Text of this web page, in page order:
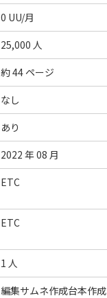
0 UU/月
25,000 人
約 44 ページ
なし
あり
2022 年 08 月
ETC
ETC
1 人
編集サムネ作成台本作成